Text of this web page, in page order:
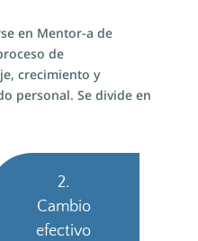
en Mentor-a de
de
crecimiento y
personal. Se divide en
2.
Cambio
efectivo